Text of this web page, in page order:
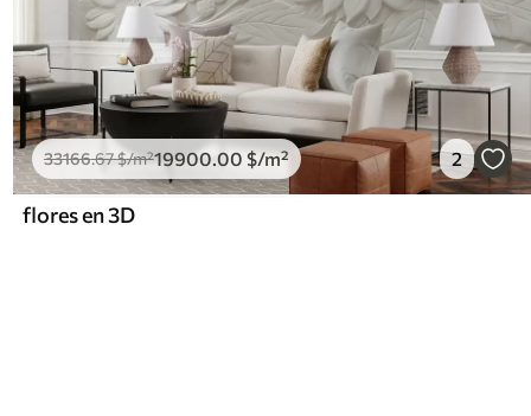
33166.67$/m²19900 .00 $/m² 2
flores en 3D